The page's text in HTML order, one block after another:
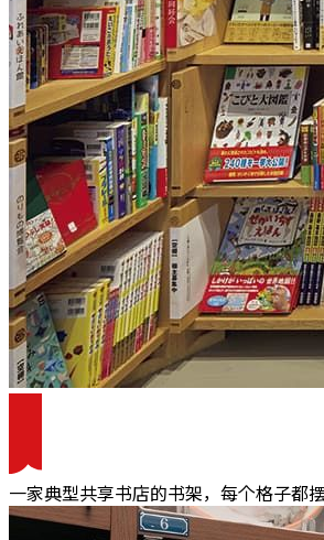
一家典型共享书店的书架，每个格子都